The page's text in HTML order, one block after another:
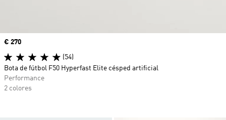
Precio
€ 270
(54)
Bota de fútbol F50 Hyperfast Elite césped artificial
Performance
2 colores